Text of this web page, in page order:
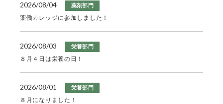
2026/08/04 薬剤部門
薬働カレッジに参加しました！
2026/08/03 栄養部門
８月４日は栄養の日！
2026/08/01 栄養部門
８月になりました！